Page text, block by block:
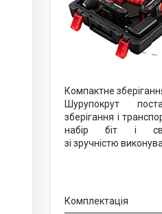
Компактне
Шурупокрут
зберігання і
набір біт і
зі зручністю
Комплектація